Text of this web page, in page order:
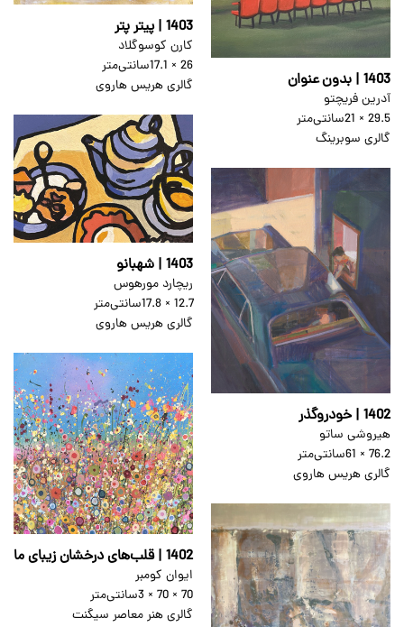
1403 | پیتر پتر
کارن کوسوگلاد
26 × 17.1
سانتی‌متر
گالری هریس هاروی
1403 | بدون عنوان
آدرین فریچتو
29.5 × 21
سانتی‌متر
گالری سوبرینگ
1403 | شهبانو
ریچارد مورهوس
12.7 × 17.8
سانتی‌متر
گالری هریس هاروی
1402 | خودروگذر
هیروشی ساتو
76.2 × 61
سانتی‌متر
گالری هریس هاروی
1402 | قلب‌های درخشان زیبای ما
ایوان کومبر
70 × 70 × 3
سانتی‌متر
گالری هنر معاصر سیگنت